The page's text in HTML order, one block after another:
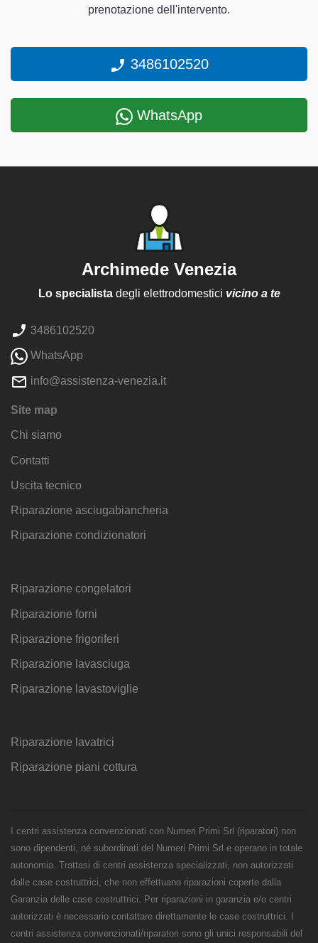
prenotazione dell'intervento.
3486102520
WhatsApp
Archimede Venezia
Lo specialistadegli elettrodomestici vicino a te
3486102520
WhatsApp
info@assistenza-venezia.it
Site map
Chi siamo
Contatti
Uscita tecnico
Riparazione asciugabiancheria
Riparazione condizionatori
Riparazione congelatori
Riparazione forni
Riparazione frigoriferi
Riparazione lavasciuga
Riparazione lavastoviglie
Riparazione lavatrici
Riparazione piani cottura
I centri assistenza convenzionati con Numeri Primi Srl (riparatori) non
sono dipendenti, né subordinati del Numeri Primi Srl e operano in totale
autonomia. Trattasi di centri assistenza specializzati, non autorizzati
dalle case costruttrici, che non effettuano riparazioni coperte dalla
Garanzia delle case costruttrici. Per riparazioni in garanzia e/o centri
autorizzati è necessario contattare direttamente le case costruttrici. I
centri assistenza convenzionati/riparatori sono gli unici responsabili del